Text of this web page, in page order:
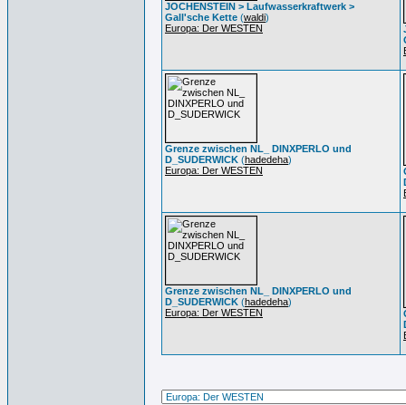
JOCHENSTEIN > Laufwasserkraftwerk >
Gall'sche Kette (waldi)
Europa: Der WESTEN
Grenze zwischen NL_ DINXPERLO und
D_SUDERWICK (hadedeha)
Europa: Der WESTEN
Grenze zwischen NL_ DINXPERLO und
D_SUDERWICK (hadedeha)
Europa: Der WESTEN